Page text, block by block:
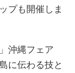
プも開催しま
沖縄フェア
に伝わる技と